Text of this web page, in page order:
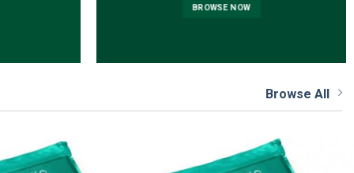
BROWSE NOW
Browse All